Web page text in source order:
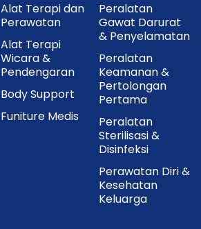
Alat Terapi dan
Perawatan
Alat Terapi
Wicara &
Pendengaran
Body Support
Funiture Medis
Peralatan
Gawat Darurat
& Penyelamatan
Peralatan
Keamanan &
Pertolongan
Pertama
Peralatan
Sterilisasi &
Disinfeksi
Perawatan Diri &
Kesehatan
Keluarga